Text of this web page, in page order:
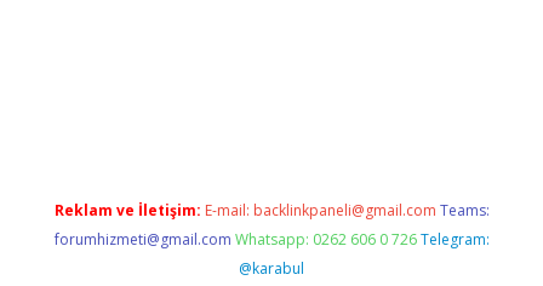
Reklam ve İletişim: E-mail: backlinkpaneli@gmail.com Teams:
forumhizmeti@gmail.com Whatsapp: 0262 606 0 726 Telegram:
@karabul